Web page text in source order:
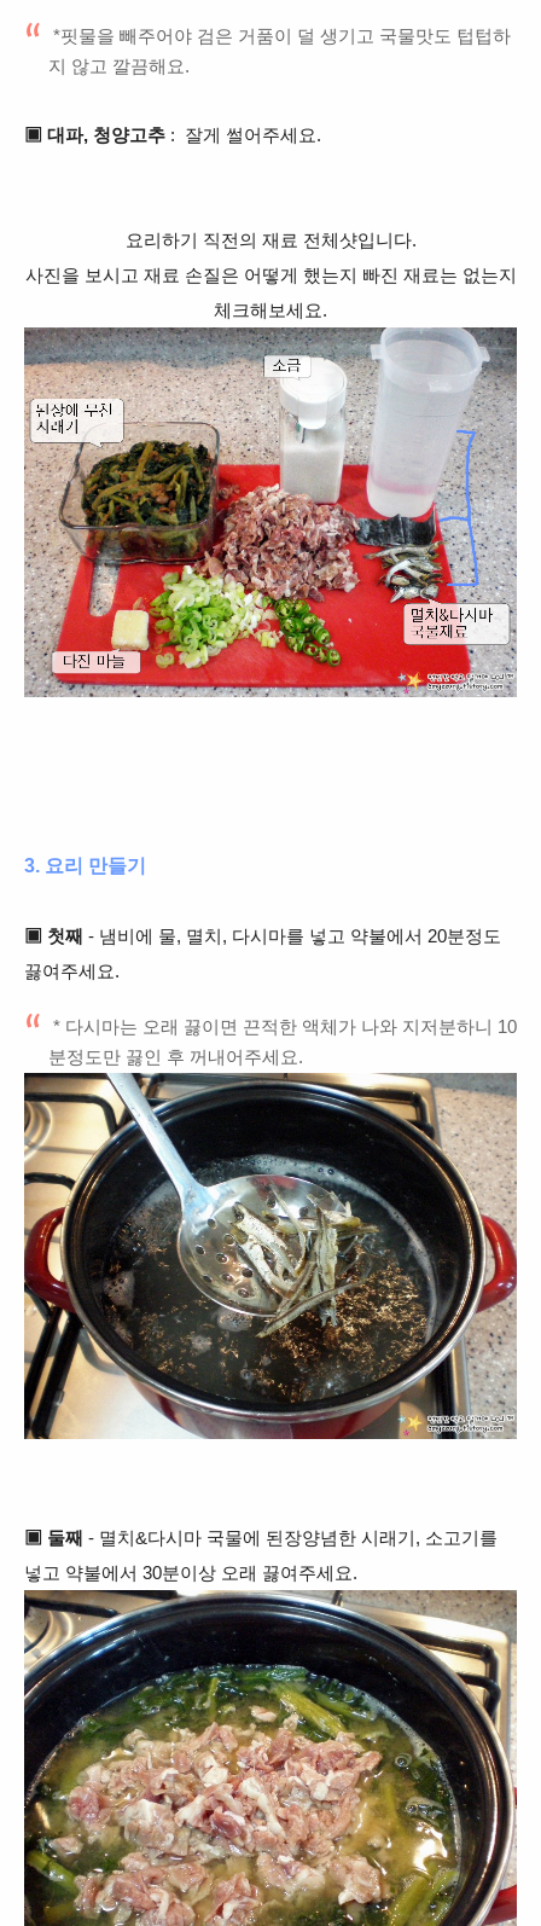
*핏물을 빼주어야 검은 거품이 덜 생기고 국물맛도 텁텁하
지 않고 깔끔해요.
▣ 대파, 청양고추 : 잘게 썰어주세요.
요리하기 직전의 재료 전체샷입니다.
사진을 보시고 재료 손질은 어떻게 했는지 빠진 재료는 없는지
체크해보세요.
3. 요리 만들기
▣ 첫째 - 냄비에 물, 멸치, 다시마를 넣고 약불에서 20분정도
끓여주세요.
* 다시마는 오래 끓이면 끈적한 액체가 나와 지저분하니 10
분정도만 끓인 후 꺼내어주세요.
▣ 둘째 - 멸치&다시마 국물에 된장양념한 시래기, 소고기를
넣고 약불에서 30분이상 오래 끓여주세요.